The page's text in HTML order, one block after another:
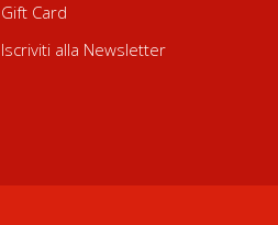
Gift Card
Iscriviti alla Newsletter